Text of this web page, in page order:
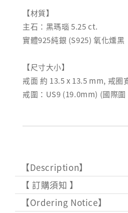
【材質】
主石：黑瑪瑙 5.25 ct.
實體925純銀 (S925) 氧化燻黑
【尺寸大小】
戒面 約 13.5 x 13.5 mm, 戒圈
戒圍：US9 (19.0mm) (國際圍
【Description】
【 訂購須知 】
【Ordering Notice】